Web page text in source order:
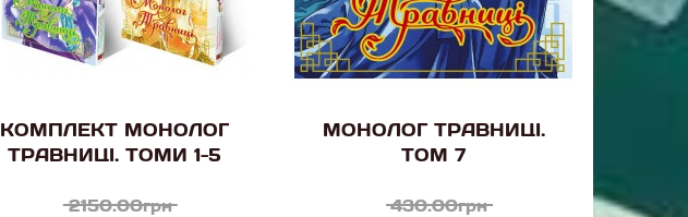
КОМПЛЕКТ МОНОЛОГ
ТРАВНИЦІ. ТОМИ 1-5
2150.00грн
МОНОЛОГ ТРАВНИЦІ.
ТОМ 7
430.00грн